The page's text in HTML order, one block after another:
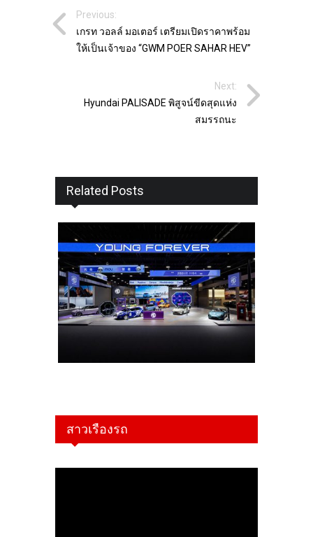
Previous:
เกรท วอลล์ มอเตอร์ เตรียมเปิดราคาพร้อม
ให้เป็นเจ้าของ “GWM POER SAHAR HEV”
Next:
Hyundai PALISADE พิสูจน์ขีดสุดแห่ง
สมรรถนะ
Related Posts
สาวเรืองรถ